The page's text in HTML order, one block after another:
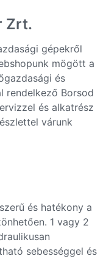
Zrt.
gépekről
mögött a
és
rendelkező Borsod
és alkatrész
várunk
és hatékony a
1 vagy 2
sebességgel és